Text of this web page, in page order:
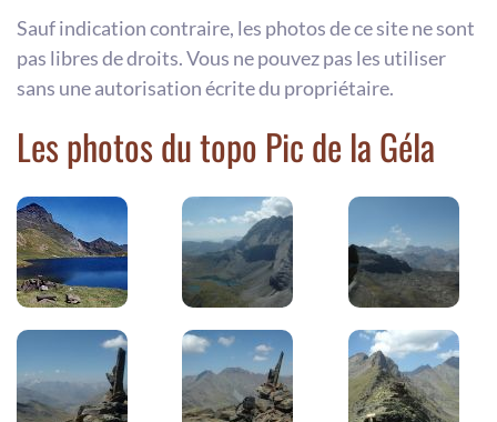
Sauf indication contraire, les photos de ce site ne sont
pas libres de droits. Vous ne pouvez pas les utiliser
sans une autorisation écrite du propriétaire.
Les photos du topo Pic de la Géla